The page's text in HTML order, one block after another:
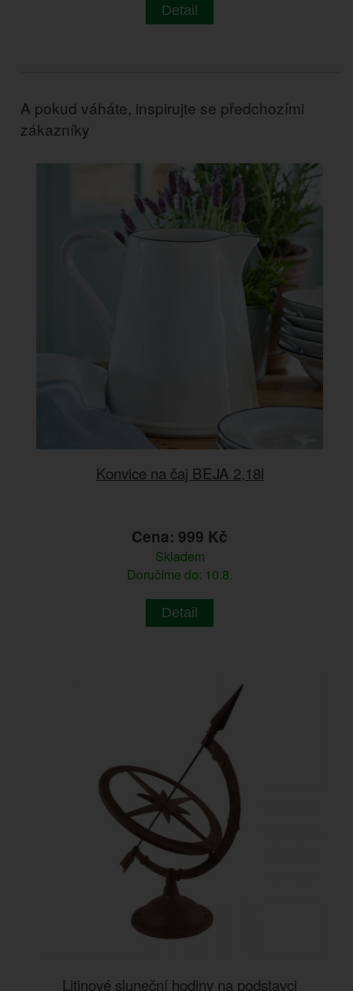
Detail
A pokud váháte, inspirujte se předchozími
zákazníky
Konvice na čaj BEJA 2,18l
Cena: 999 Kč
Skladem
Doručíme do: 10.8.
Detail
Litinové sluneční hodiny na podstavci